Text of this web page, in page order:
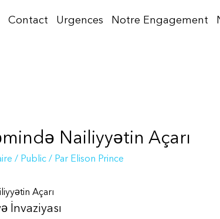
Contact Urgences Notre Engagement
Nailiyyətin Açarı
/ Public/ Par Elison Prince
Açarı
İnvaziyası